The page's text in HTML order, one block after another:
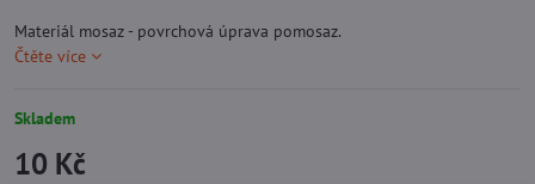
Materiál mosaz - povrchová úprava pomosaz.
Čtěte více
Skladem
10 Kč